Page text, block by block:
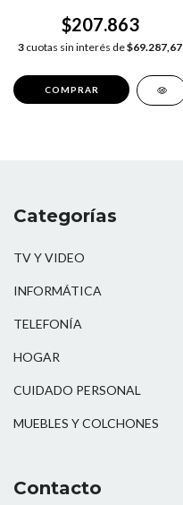
$207.863
3 cuotas sin interés de$69.287,67
Categorías
TV Y VIDEO
INFORMÁTICA
TELEFONÍA
HOGAR
CUIDADO PERSONAL
MUEBLES Y COLCHONES
Contacto